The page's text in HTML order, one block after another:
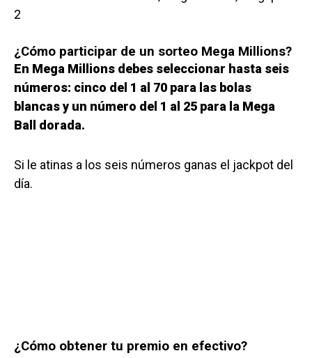
2
¿Cómo participar de un sorteo Mega Millions?
En Mega Millions debes seleccionar hasta seis
números: cinco del 1 al 70 para las bolas
blancas y un número del 1 al 25 para la Mega
Ball dorada.
Si le atinas a los seis números ganas el jackpot del
día.
¿Cómo obtener tu premio en efectivo?